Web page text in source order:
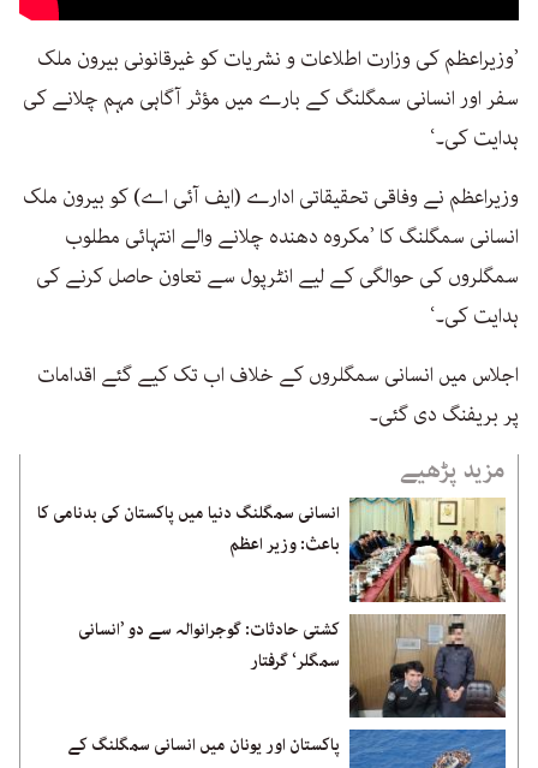
’وزیراعظم کی وزارت اطلاعات و نشریات کو غیرقانونی بیرون ملک
سفر اور انسانی سمگلنگ کے بارے میں مؤثر آگاہی مہم چلانے کی
ہدایت کی۔‘
وزیراعظم نے وفاقی تحقیقاتی ادارے (ایف آئی اے) کو بیرون ملک
انسانی سمگلنگ کا ’مکروہ دھندہ چلانے والے انتہائی مطلوب
سمگلروں کی حوالگی کے لیے انٹرپول سے تعاون حاصل کرنے کی
ہدایت کی۔‘
اجلاس میں انسانی سمگلروں کے خلاف اب تک کیے گئے اقدامات
پر بریفنگ دی گئی۔
مزید پڑھیے
انسانی سمگلنگ دنیا میں پاکستان کی بدنامی کا
باعث: وزیر اعظم
کشتی حادثات: گوجرانوالہ سے دو ’انسانی
سمگلر‘ گرفتار
پاکستان اور یونان میں انسانی سمگلنگ کے